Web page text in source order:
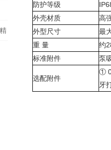
防护等级
外壳材质
高
外型尺寸
最
重 量
约
标准附件
泵
选配附件
①
牙